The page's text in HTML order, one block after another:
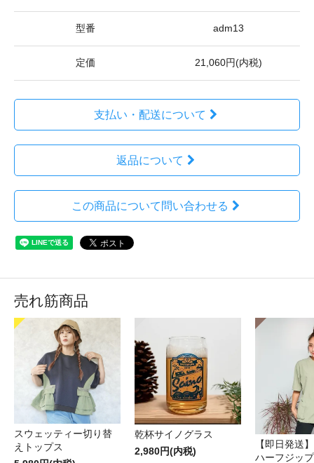
型番 adm13
定価 21,060円(内税)
支払い・配送について
返品について
この商品について問い合わせる
売れ筋商品
スウェッティー切り替
えトップス
乾杯サイノグラス
2,980円(内税)
【即日発送
ハーフジッ